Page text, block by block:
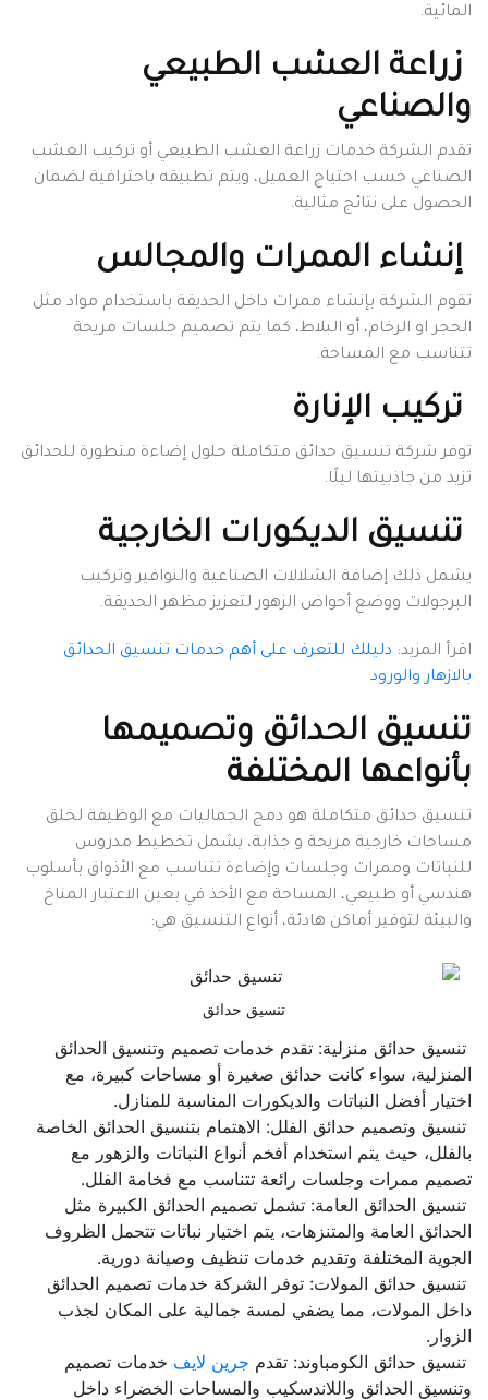
المائية.
زراعة العشب الطبيعي
والصناعي
تقدم الشركة خدمات زراعة العشب الطبيعي أو تركيب العشب
الصناعي حسب احتياج العميل، ويتم تطبيقه باحترافية لضمان
الحصول على نتائج مثالية.
إنشاء الممرات والمجالس
تقوم الشركة بإنشاء ممرات داخل الحديقة باستخدام مواد مثل
الحجر او الرخام، أو البلاط، كما يتم تصميم جلسات مريحة
تتناسب مع المساحة.
تركيب الإنارة
توفر شركة تنسيق حدائق متكاملة حلول إضاءة متطورة للحدائق
تزيد من جاذبيتها ليلًا.
تنسيق الديكورات الخارجية
يشمل ذلك إضافة الشلالات الصناعية والنوافير وتركيب
البرجولات ووضع أحواض الزهور لتعزيز مظهر الحديقة.
اقرأ المزيد: دليلك للتعرف على أهم خدمات تنسيق الحدائق
بالازهار والورود
تنسيق الحدائق وتصميمها
بأنواعها المختلفة
تنسيق حدائق متكاملة هو دمج الجماليات مع الوظيفة لخلق
مساحات خارجية مريحة و جذابة، يشمل تخطيط مدروس
للنباتات وممرات وجلسات وإضاءة تتناسب مع الأذواق بأسلوب
هندسي أو طبيعي، المساحة مع الأخذ في بعين الاعتبار المناخ
والبيئة لتوفير أماكن هادئة، أنواع التنسيق هي:
تنسيق حدائق
تنسيق حدائق منزلية: تقدم خدمات تصميم وتنسيق الحدائق
المنزلية، سواء كانت حدائق صغيرة أو مساحات كبيرة، مع
اختيار أفضل النباتات والديكورات المناسبة للمنازل.
تنسيق وتصميم حدائق الفلل: الاهتمام بتنسيق الحدائق الخاصة
بالفلل، حيث يتم استخدام أفخم أنواع النباتات والزهور مع
تصميم ممرات وجلسات رائعة تتناسب مع فخامة الفلل.
تنسيق الحدائق العامة: تشمل تصميم الحدائق الكبيرة مثل
الحدائق العامة والمتنزهات، يتم اختيار نباتات تتحمل الظروف
الجوية المختلفة وتقديم خدمات تنظيف وصيانة دورية.
تنسيق حدائق المولات: توفر الشركة خدمات تصميم الحدائق
داخل المولات، مما يضفي لمسة جمالية على المكان لجذب
الزوار.
تنسيق حدائق الكومباوند: تقدم جرين لايف خدمات تصميم
وتنسيق الحدائق واللاندسكيب والمساحات الخضراء داخل